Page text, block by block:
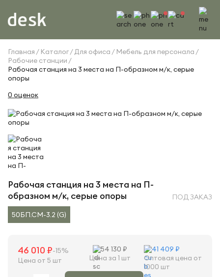
Главная Каталог Для офиса
Мебель для персонала
Рабочие станции
Рабочая станция на 3 места на П-образном м/к, серые
опоры
0 оценок
Рабочая станция на 3 места на П-
образном м/к, серые опоры
ПОД ЗАКАЗ
50БП.СМ-3.2 (G)
46 010 ₽-15%
Цена от 5 шт
54 130 ₽
Цена за 1 шт
41 409 ₽
Оптовая цена от
1000 шт